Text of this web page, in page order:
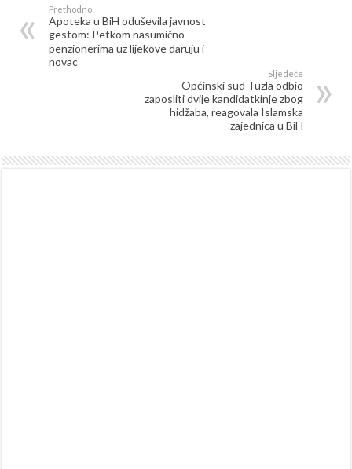
Prethodno
Apoteka u BiH oduševila javnost
gestom: Petkom nasumično
penzionerima uz lijekove daruju i
novac
Sljedeće
Općinski sud Tuzla odbio
zaposliti dvije kandidatkinje zbog
hidžaba, reagovala Islamska
zajednica u BiH